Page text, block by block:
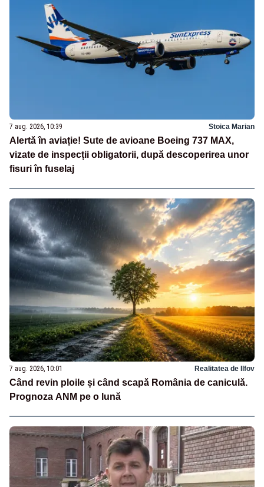
7 aug. 2026, 10:39 Stoica Marian
Alertă în aviație! Sute de avioane Boeing 737 MAX,
vizate de inspecții obligatorii, după descoperirea unor
fisuri în fuselaj
7 aug. 2026, 10:01 Realitatea de Ilfov
Când revin ploile și când scapă România de caniculă.
Prognoza ANM pe o lună